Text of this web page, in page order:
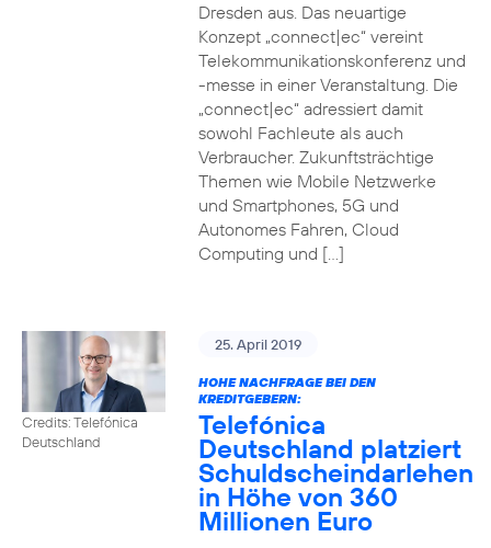
Dresden aus. Das neuartige
Konzept „connect|ec“ vereint
Telekommunikationskonferenz und
-messe in einer Veranstaltung. Die
„connect|ec“ adressiert damit
sowohl Fachleute als auch
Verbraucher. Zukunftsträchtige
Themen wie Mobile Netzwerke
und Smartphones, 5G und
Autonomes Fahren, Cloud
Computing und […]
Credits: Telefónica
Deutschland
25. April 2019
HOHE NACHFRAGE BEI DEN
KREDITGEBERN:
Telefónica
Deutschland platziert
Schuldscheindarlehen
in Höhe von 360
Millionen Euro